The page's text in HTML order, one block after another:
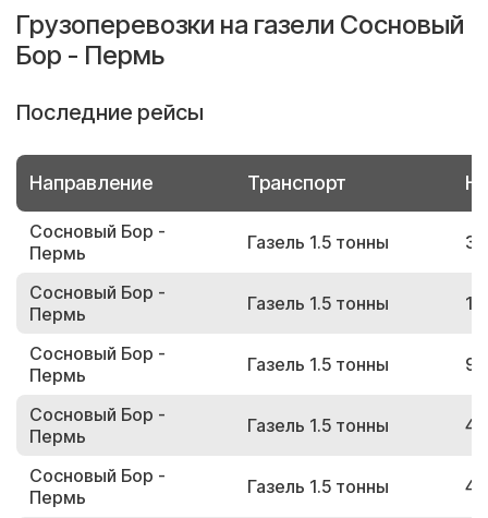
Грузоперевозки на газели Сосновый
Бор - Пермь
Последние рейсы
Направление Транспорт
Сосновый Бор -
Пермь
Газель 1.5 тонны
Сосновый Бор -
Пермь
Газель 1.5 тонны
Сосновый Бор -
Пермь
Газель 1.5 тонны
Сосновый Бор -
Пермь
Газель 1.5 тонны
Сосновый Бор -
Пермь
Газель 1.5 тонны